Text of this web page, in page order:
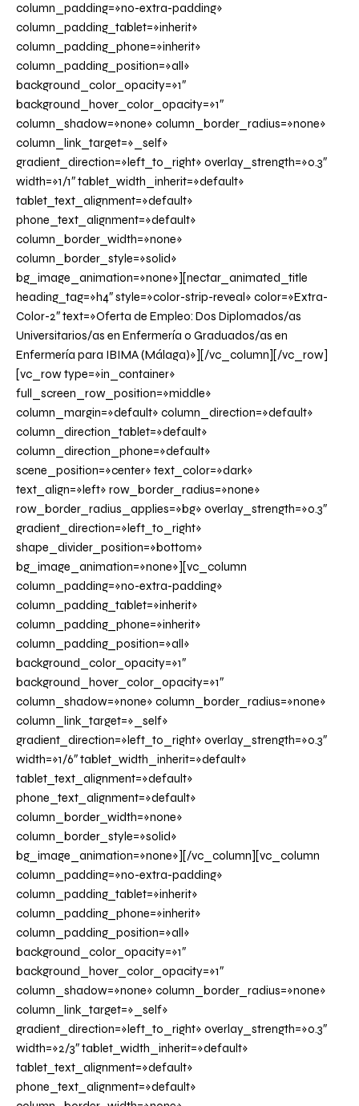
column_padding=»no-extra-padding»
column_padding_tablet=»inherit»
column_padding_phone=»inherit»
column_padding_position=»all»
background_color_opacity=»1″
background_hover_color_opacity=»1″
column_shadow=»none» column_border_radius=»none»
column_link_target=»_self»
gradient_direction=»left_to_right» overlay_strength=»0.3″
width=»1/1″ tablet_width_inherit=»default»
tablet_text_alignment=»default»
phone_text_alignment=»default»
column_border_width=»none»
column_border_style=»solid»
bg_image_animation=»none»][nectar_animated_title
heading_tag=»h4″ style=»color-strip-reveal» color=»Extra-
Color-2″ text=»Oferta de Empleo: Dos Diplomados/as
Universitarios/as en Enfermería o Graduados/as en
Enfermería para IBIMA (Málaga)»][/vc_column][/vc_row]
[vc_row type=»in_container»
full_screen_row_position=»middle»
column_margin=»default» column_direction=»default»
column_direction_tablet=»default»
column_direction_phone=»default»
scene_position=»center» text_color=»dark»
text_align=»left» row_border_radius=»none»
row_border_radius_applies=»bg» overlay_strength=»0.3″
gradient_direction=»left_to_right»
shape_divider_position=»bottom»
bg_image_animation=»none»][vc_column
column_padding=»no-extra-padding»
column_padding_tablet=»inherit»
column_padding_phone=»inherit»
column_padding_position=»all»
background_color_opacity=»1″
background_hover_color_opacity=»1″
column_shadow=»none» column_border_radius=»none»
column_link_target=»_self»
gradient_direction=»left_to_right» overlay_strength=»0.3″
width=»1/6″ tablet_width_inherit=»default»
tablet_text_alignment=»default»
phone_text_alignment=»default»
column_border_width=»none»
column_border_style=»solid»
bg_image_animation=»none»][/vc_column][vc_column
column_padding=»no-extra-padding»
column_padding_tablet=»inherit»
column_padding_phone=»inherit»
column_padding_position=»all»
background_color_opacity=»1″
background_hover_color_opacity=»1″
column_shadow=»none» column_border_radius=»none»
column_link_target=»_self»
gradient_direction=»left_to_right» overlay_strength=»0.3″
width=»2/3″ tablet_width_inherit=»default»
tablet_text_alignment=»default»
phone_text_alignment=»default»